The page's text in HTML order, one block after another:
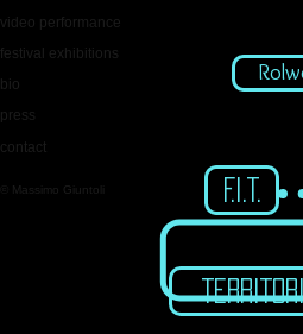
F.I.T.
video performance
festival exhibitions
bio
press
© Massimo Giuntoli
contact